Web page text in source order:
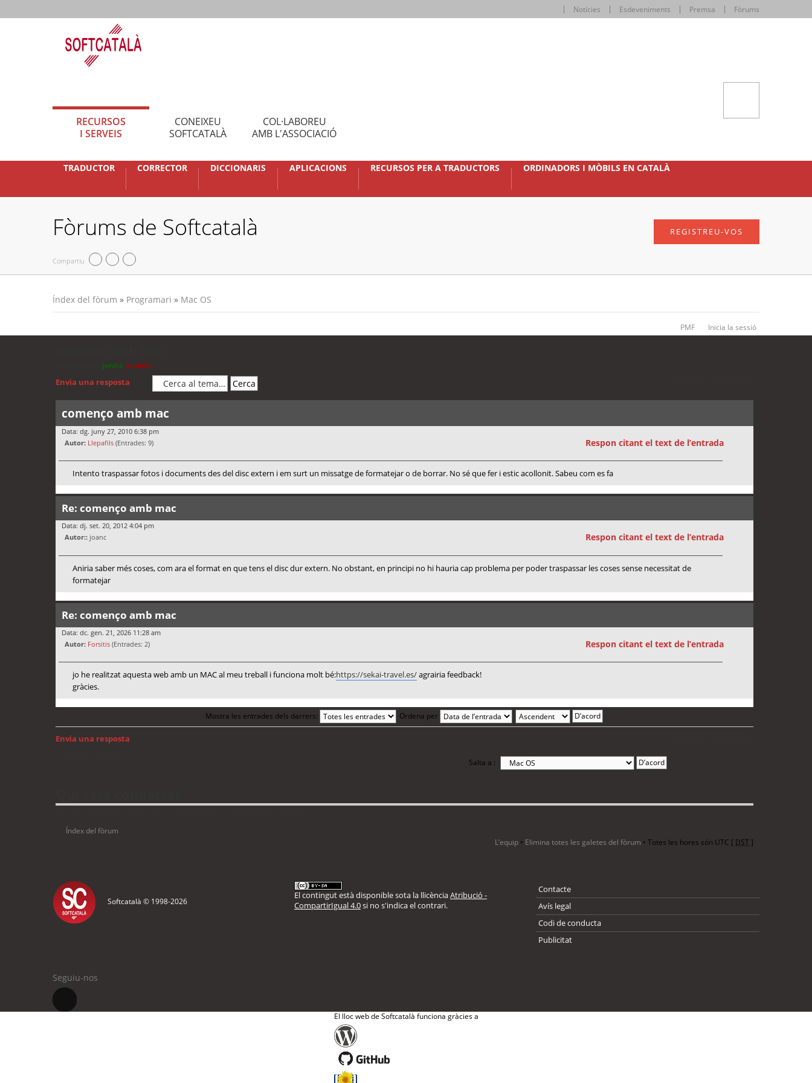
Notícies Esdeveniments Premsa Fòrums
RECURSOS
I SERVEIS
CONEIXEU
SOFTCATALÀ
COL·LABOREU
AMB L'ASSOCIACIÓ
TRADUCTOR CORRECTOR DICCIONARIS APLICACIONS RECURSOS PER A TRADUCTORS ORDINADORS I MÒBILS EN CATALÀ
Fòrums de Softcatalà
Compartiu
REGISTREU-VOS
Índex del fòrum » Programari » Mac OS
PMF Inicia la sessió
jordis cubells
Envia una resposta
començo amb mac
Data: dg. juny 27, 2010 6:38 pm
Autor: Llepafils (Entrades: 9) Respon citant el text de l’entrada
Intento traspassar fotos i documents des del disc extern i em surt un missatge de formatejar o de borrar. No sé que fer i estic acollonit. Sabeu com es fa
Re: començo amb mac
Data: dj. set. 20, 2012 4:04 pm
Autor:: joanc Respon citant el text de l’entrada
Aniria saber més coses, com ara el format en que tens el disc dur extern. No obstant, en principi no hi hauria cap problema per poder traspassar les coses sense necessitat de
formatejar
Re: començo amb mac
Data: dc. gen. 21, 2026 11:28 am
Autor: Forsitis (Entrades: 2) Respon citant el text de l’entrada
jo he realitzat aquesta web amb un MAC al meu treball i funciona molt bé:https://sekai-travel.es/agrairia feedback!
gràcies.
Mostra les entrades dels darrers: Ordena per
Envia una resposta
Salta a :
Índex del fòrum
L’equip • Elimina totes les galetes del fòrum • Totes les hores són UTC [ DST]
Softcatalà © 1998-2026
El contingut està disponible sota la llicènciaAtribució -
CompartirIgual 4.0si no s'indica el contrari.
Contacte
Avís legal
Codi de conducta
Publicitat
Seguiu-nos
El lloc web de Softcatalà funciona gràcies a